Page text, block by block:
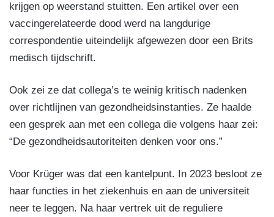
krijgen op weerstand stuitten. Een artikel over een
vaccingerelateerde dood werd na langdurige
correspondentie uiteindelijk afgewezen door een Brits
medisch tijdschrift.
Ook zei ze dat collega’s te weinig kritisch nadenken
over richtlijnen van gezondheidsinstanties. Ze haalde
een gesprek aan met een collega die volgens haar zei:
“De gezondheidsautoriteiten denken voor ons.”
Voor Krüger was dat een kantelpunt. In 2023 besloot ze
haar functies in het ziekenhuis en aan de universiteit
neer te leggen. Na haar vertrek uit de reguliere